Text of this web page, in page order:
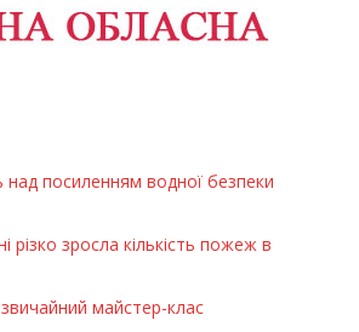
над посиленням водної безпеки
різко зросла кількість пожеж в
майстер-клас